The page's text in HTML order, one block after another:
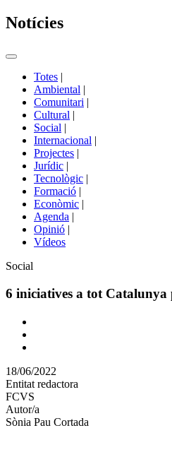
Notícies
Commutador
portals
Totes |
Ambiental |
Comunitari |
Cultural |
Social |
Internacional |
Projectes |
Jurídic |
Tecnològic |
Formació |
Econòmic |
Agenda |
Opinió |
Vídeos
Àmbit
la
Social
6 iniciatives a tot Catalunya
Comparteix
altres
xarxes
18/06/2022
Entitat redactora
FCVS
Autor/a
Sònia Pau Cortada